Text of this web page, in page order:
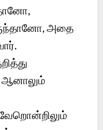
அதை
ஆனாலும்